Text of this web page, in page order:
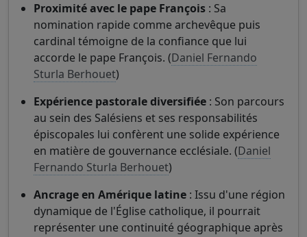
Proximité avec le pape François : Sa
nomination rapide comme archevêque puis
cardinal témoigne de la confiance que lui
accorde le pape François. (Daniel Fernando
Sturla Berhouet)
Expérience pastorale diversifiée : Son parcours
au sein des Salésiens et ses responsabilités
épiscopales lui confèrent une solide expérience
en matière de gouvernance ecclésiale. (Daniel
Fernando Sturla Berhouet)
Ancrage en Amérique latine : Issu d'une région
dynamique de l'Église catholique, il pourrait
représenter une continuité géographique après